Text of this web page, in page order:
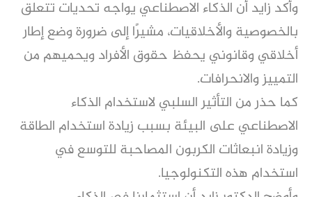
وأكد زايد أن الذكاء الاصطناعي يواجه تحديات تتعلق
بالخصوصية والأخلاقيات، مشيرًا إلى ضرورة وضع إطار
أخلاقي وقانوني يحفظ حقوق الأفراد ويحميهم من
التمييز والانحرافات.
كما حذر من التأثير السلبي لاستخدام الذكاء
الاصطناعي على البيئة بسبب زيادة استخدام الطاقة
وزيادة انبعاثات الكربون المصاحبة للتوسع في
استخدام هذه التكنولوجيا.